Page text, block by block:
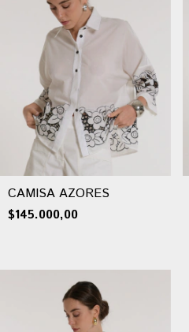
CAMISA AZORES
$145.000,00